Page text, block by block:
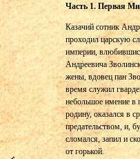
Часть 1. Первая
Казачий сотник
проходил царскую
империи,
Андреевича
жены, вдовец пан
время служил
небольшое имение в
родину, оказался в
предательством, и,
сломался, запил и
от горькой.